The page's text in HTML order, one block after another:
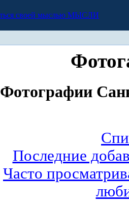
МЫСЛИ
Фотографии
Последние
Часто